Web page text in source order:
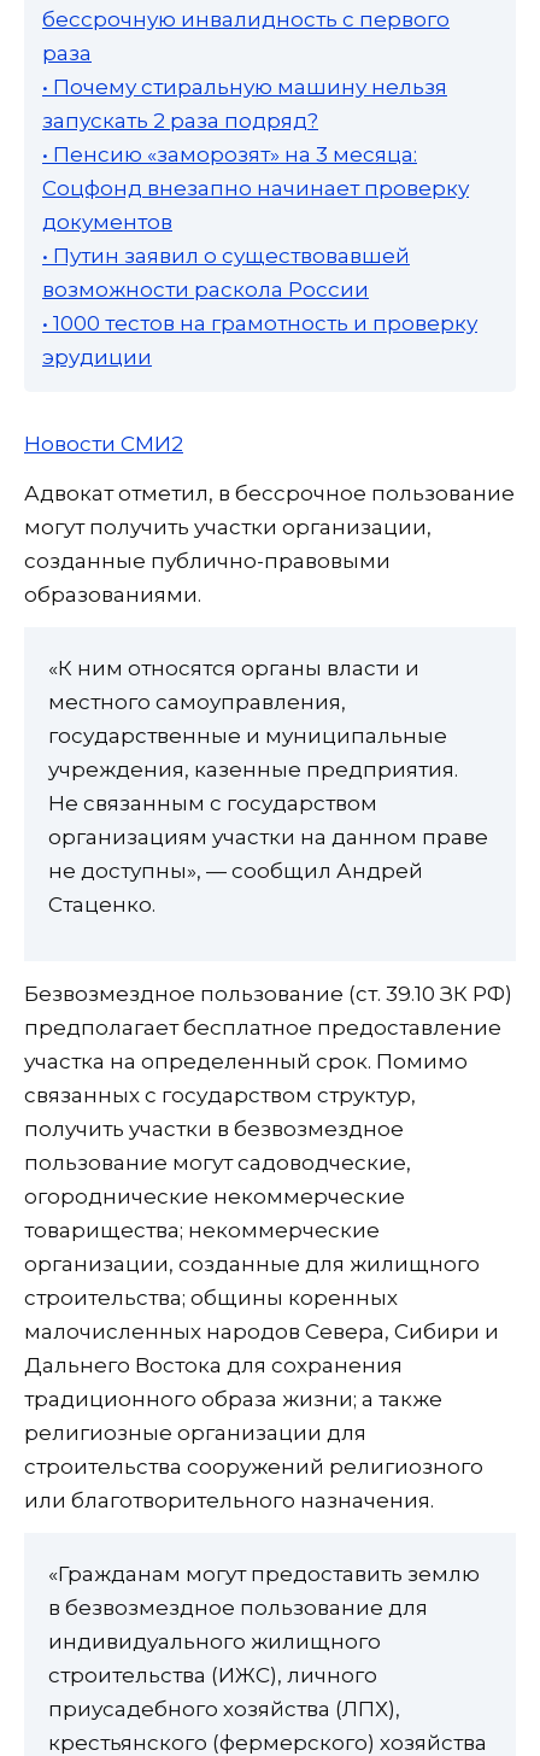
бессрочную инвалидность с первого
раза
• Почему стиральную машину нельзя
запускать 2 раза подряд?
• Пенсию «заморозят» на 3 месяца:
Соцфонд внезапно начинает проверку
документов
• Путин заявил о существовавшей
возможности раскола России
• 1000 тестов на грамотность и проверку
эрудиции
Новости СМИ2
Адвокат отметил, в бессрочное пользование
могут получить участки организации,
созданные публично-правовыми
образованиями.
«К ним относятся органы власти и
местного самоуправления,
государственные и муниципальные
учреждения, казенные предприятия.
Не связанным с государством
организациям участки на данном праве
не доступны», — сообщил Андрей
Стаценко.
Безвозмездное пользование (ст. 39.10 ЗК РФ)
предполагает бесплатное предоставление
участка на определенный срок. Помимо
связанных с государством структур,
получить участки в безвозмездное
пользование могут садоводческие,
огороднические некоммерческие
товарищества; некоммерческие
организации, созданные для жилищного
строительства; общины коренных
малочисленных народов Севера, Сибири и
Дальнего Востока для сохранения
традиционного образа жизни; а также
религиозные организации для
строительства сооружений религиозного
или благотворительного назначения.
«Гражданам могут предоставить землю
в безвозмездное пользование для
индивидуального жилищного
строительства (ИЖС), личного
приусадебного хозяйства (ЛПХ),
крестьянского (фермерского) хозяйства